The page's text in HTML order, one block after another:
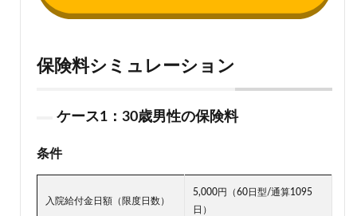
保険料シミュレーション
ケース1：30歳男性の保険料
条件
入院給付金日額（限度日数）
5,000円（60日型/通算1095
日）